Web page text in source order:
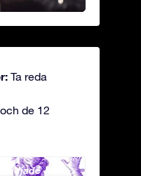
Ta reda
de 12